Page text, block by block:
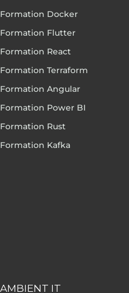
Formation Docker
Formation Flutter
Formation React
Formation Terraform
Formation Angular
Formation Power BI
Formation Rust
Formation Kafka
AMBIENT IT